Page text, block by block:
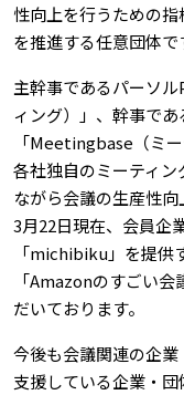
性向上を行うための
を推進する任意団体で
主幹事であるパーソ
ィング）」、幹事で
「Meetingbase（ミ
各社独自のミーティ
ながら会議の生産性向
3月22日現在、会員企
「michibiku」を提供
「Amazonのすごい
だいております。
今後も会議関連の企
支援している企業・